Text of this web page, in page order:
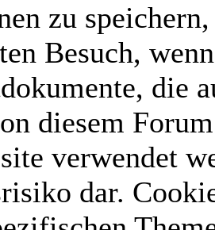
zu
Besuch,
die
diesem
verwendet
dar.